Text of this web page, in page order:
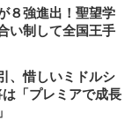
８強進出！聖望学
い制して全国王手
、惜しいミドルシ
「プレミアで成長